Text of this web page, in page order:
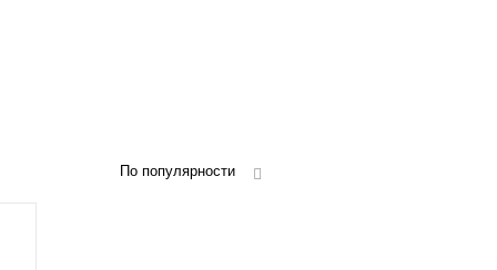
По популярности